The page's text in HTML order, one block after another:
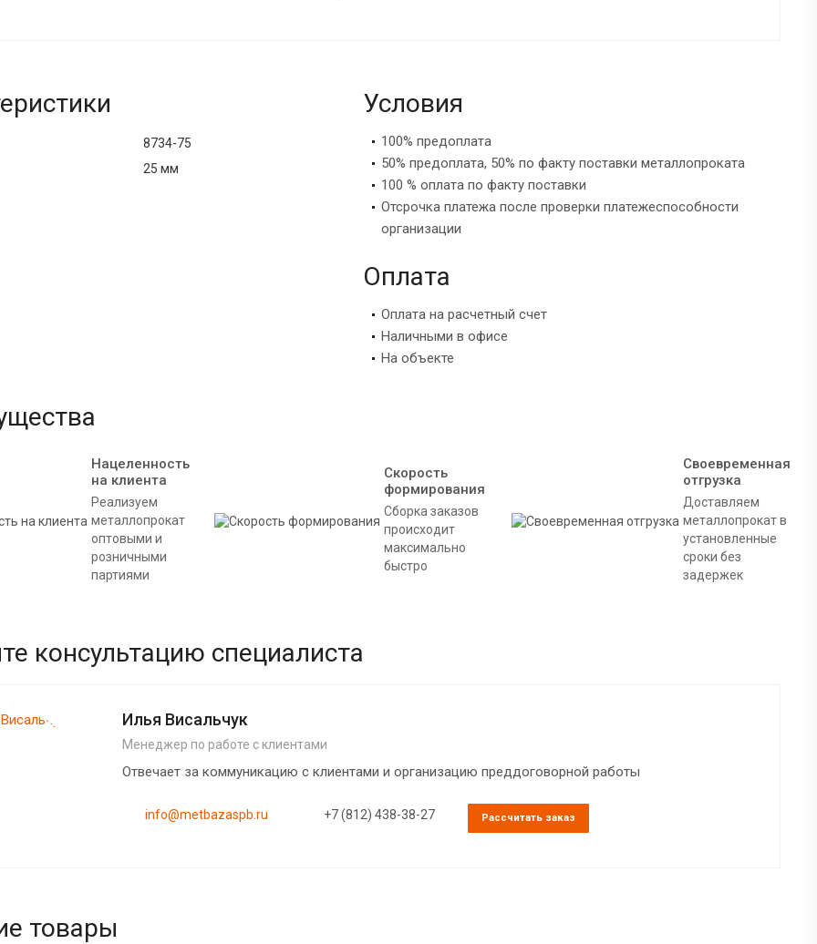
8734-75
25 мм
Условия
100% предоплата
50% предоплата, 50% по факту поставки металлопроката
100 % оплата по факту поставки
Отсрочка платежа после проверки платежеспособности
организации
Оплата
Оплата на расчетный счет
Наличными в офисе
На объекте
Нацеленность
на клиента
Реализуем
металлопрокат
оптовыми и
розничными
партиями
Скорость
формирования
Сборка заказов
происходит
максимально
быстро
Своевременная
отгрузка
Доставляем
металлопрокат в
установленные
сроки без
задержек
консультацию специалиста
Илья Висальчук
Менеджер по работе с клиентами
Отвечает за коммуникацию с клиентами и организацию преддоговорной работы
info@metbazaspb.ru +7 (812) 438-38-27 Рассчитать заказ
товары